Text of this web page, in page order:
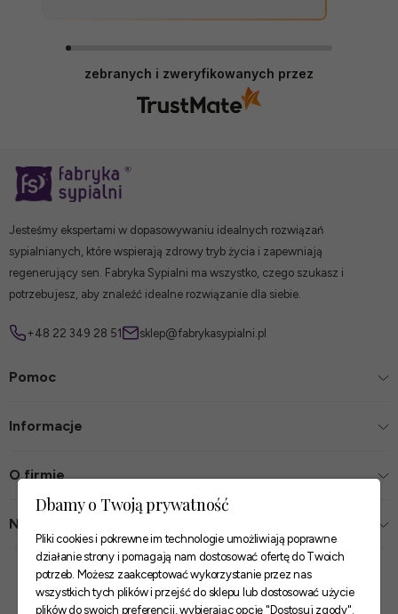
zebranych i zweryfikowanych przez
Jesteśmy ekspertami w dopasowywaniu idealnych rozwiązań
sypialnianych, które wspierają zdrowy tryb życia i zapewniają
regenerujący sen. Fabryka Sypialni ma wszystko, czego szukasz i
potrzebujesz, aby znaleźć idealne rozwiązanie dla siebie.
+48 22 349 28 51 sklep@fabrykasypialni.pl
Pomoc
Informacje
O firmie
Nasze sklepy
Zaufane płatności
Dbamy o Twoją prywatność
Pliki cookies i pokrewne im technologie umożliwiają poprawne
działanie strony i pomagają nam dostosować ofertę do Twoich
potrzeb. Możesz zaakceptować wykorzystanie przez nas
wszystkich tych plików i przejść do sklepu lub dostosować użycie
plików do swoich preferencji, wybierając opcję "Dostosuj zgody".